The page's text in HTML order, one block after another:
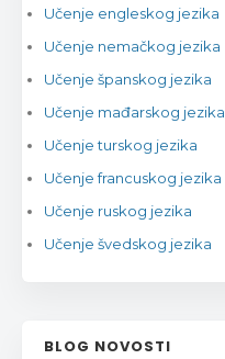
Učenje engleskog jezika
Učenje nemačkog jezika
Učenje španskog jezika
Učenje mađarskog jezika
Učenje turskog jezika
Učenje francuskog jezika
Učenje ruskog jezika
Učenje švedskog jezika
BLOG NOVOSTI